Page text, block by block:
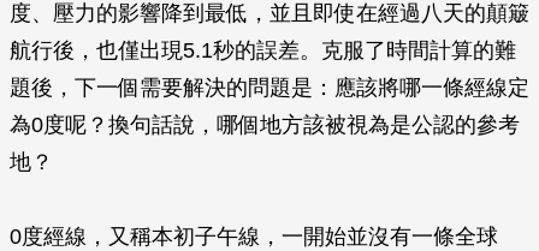
度、壓力的影響降到最低，並且即使在經過八天的顛簸
航行後，也僅出現5.1秒的誤差。克服了時間計算的難
題後，下一個需要解決的問題是：應該將哪一條經線定
為0度呢？換句話說，哪個地方該被視為是公認的參考
地？
0度經線，又稱本初子午線，一開始並沒有一條全球